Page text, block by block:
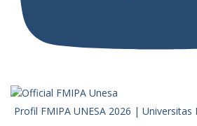
Profil FMIPA UNESA 2026 | Universitas